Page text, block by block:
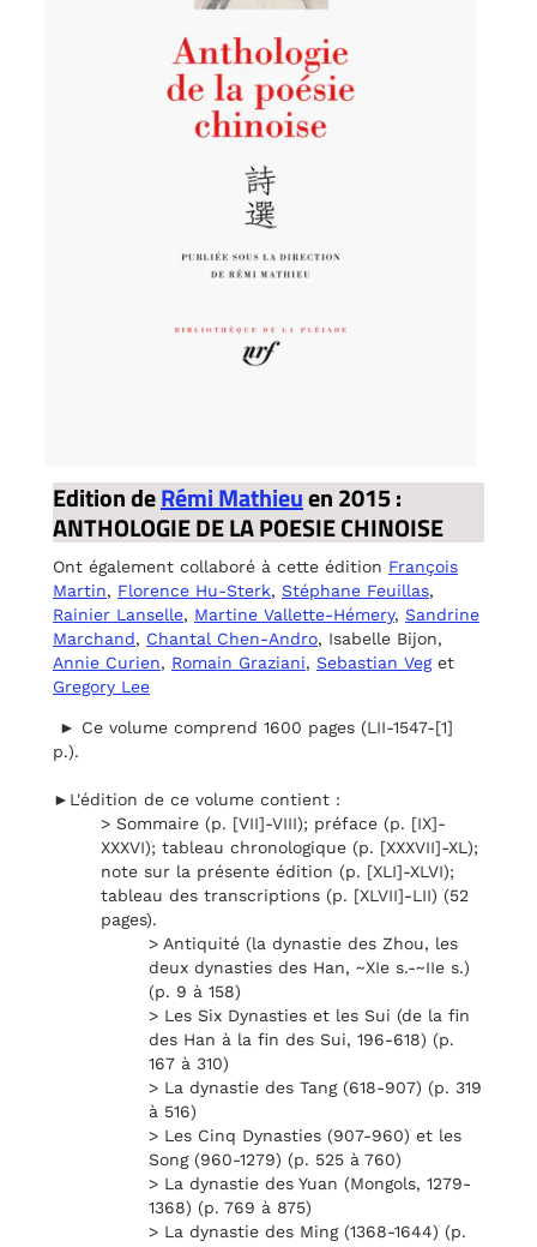
Edition deRémi Mathieuen 2015 :
ANTHOLOGIE DE LA POESIE CHINOISE
Ont également collaboré à cette édition François
Martin, Florence Hu-Sterk, Stéphane Feuillas,
Rainier Lanselle, Martine Vallette-Hémery, Sandrine
Marchand, Chantal Chen-Andro, Isabelle Bijon,
Annie Curien, Romain Graziani, Sebastian Veget
Gregory Lee
► Ce volume comprend 1600 pages (LII-1547-[1]
p.).
►L'édition de ce volume contient :
> Sommaire (p. [VII]-VIII); préface (p. [IX]-
XXXVI); tableau chronologique (p. [XXXVII]-XL);
note sur la présente édition (p. [XLI]-XLVI);
tableau des transcriptions (p. [XLVII]-LII) (52
pages).
> Antiquité (la dynastie des Zhou, les
deux dynasties des Han, ~XIe s.-~IIe s.)
(p. 9 à 158)
> Les Six Dynasties et les Sui (de la fin
des Han à la fin des Sui, 196-618) (p.
167 à 310)
> La dynastie des Tang (618-907) (p. 319
à 516)
> Les Cinq Dynasties (907-960) et les
Song (960-1279) (p. 525 à 760)
> La dynastie des Yuan (Mongols, 1279-
1368) (p. 769 à 875)
> La dynastie des Ming (1368-1644) (p.